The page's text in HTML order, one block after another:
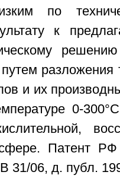
по
к
и их
0-
Патент
31/06, д. публ.